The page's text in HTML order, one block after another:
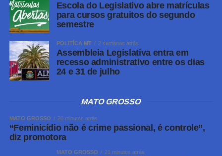
Escola do Legislativo abre matrículas
para cursos gratuitos do segundo
semestre
POLITÍCA MT 2 semanas atrás
Assembleia Legislativa entra em
recesso administrativo entre os dias
24 e 31 de julho
MATO GROSSO
MATO GROSSO 20 minutos atrás
“Feminicídio não é crime passional, é controle”,
diz promotora
MATO GROSSO 21 minutos atrás